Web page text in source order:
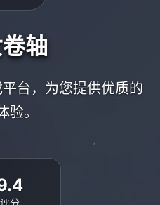
轴
台，为您提供优质的
验。
评分